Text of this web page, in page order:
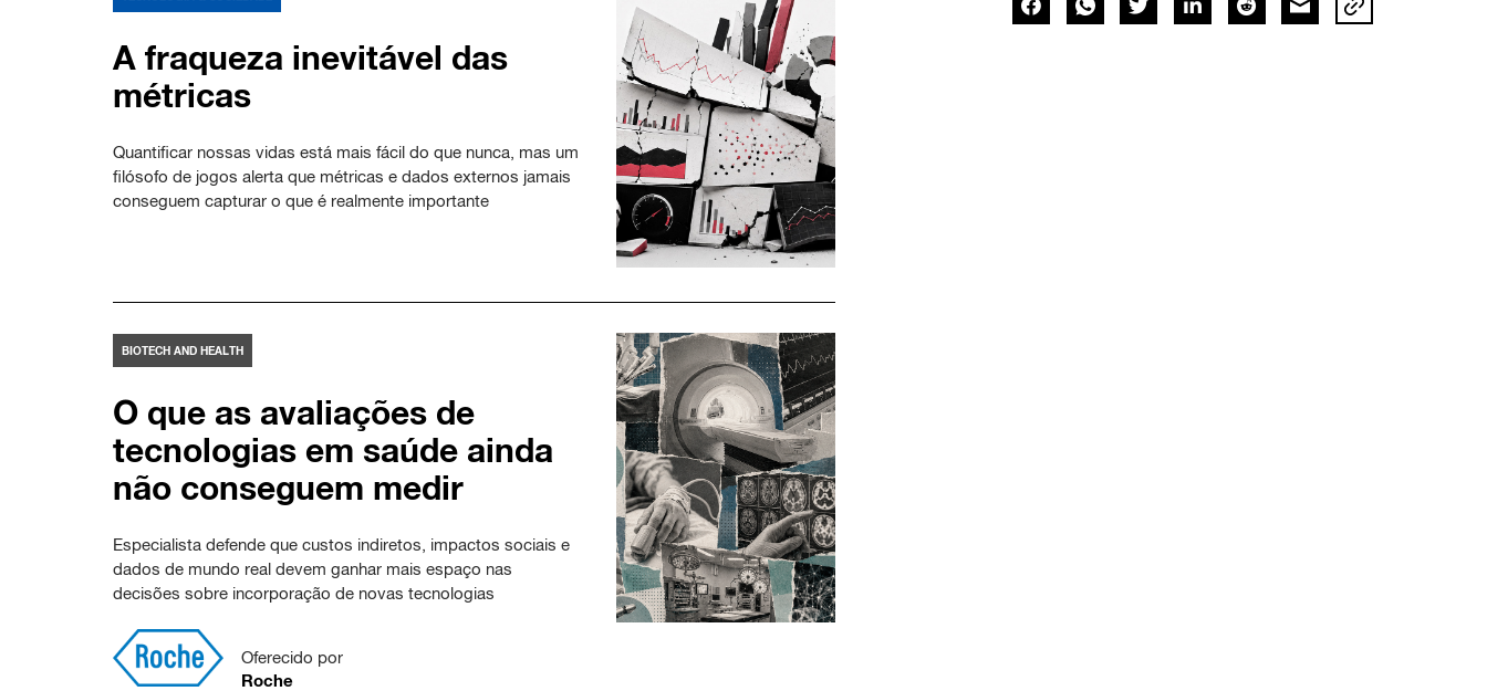
A fraqueza inevitável das
métricas
Quantificar nossas vidas está mais fácil do que nunca, mas um
filósofo de jogos alerta que métricas e dados externos jamais
conseguem capturar o que é realmente importante
BIOTECH AND HEALTH
O que as avaliações de
tecnologias em saúde ainda
não conseguem medir
Especialista defende que custos indiretos, impactos sociais e
dados de mundo real devem ganhar mais espaço nas
decisões sobre incorporação de novas tecnologias
Oferecido por
Roche